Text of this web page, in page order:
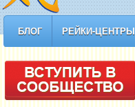
БЛОГ РЕЙКИ-ЦЕНТРЫ